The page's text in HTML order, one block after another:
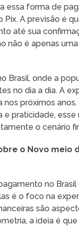
essa forma de
A previsão é
até sua
não é apenas
Brasil, onde a
no dia a dia. A
próximos
e praticidade,
o cenário
o Novo meio
no
é o foco na
são
a ideia é